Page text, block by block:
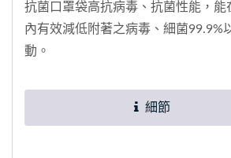
抗菌口罩袋高抗病毒、抗菌性能，能
內有效減低附著之病毒、細菌99.9%
動。
細節